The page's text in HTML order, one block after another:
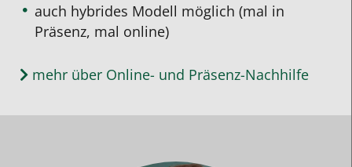
auch hybrides Modell möglich (mal in
Präsenz, mal online)
mehr über Online- und Präsenz-Nachhilfe